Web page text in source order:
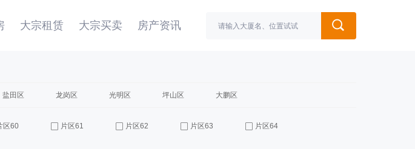
大宗租赁 大宗买卖 房产资讯
盐田区 龙岗区 光明区 坪山区 大鹏区
区60 片区61 片区62 片区63 片区64